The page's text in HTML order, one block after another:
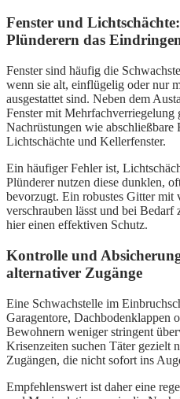
Fenster und
Plünderern das
Fenster sind häufig die
wenn sie alt, einflügelig oder nur
ausgestattet sind. Neben dem
Fenster mit Mehrfachverriegelung
Nachrüstungen wie
Lichtschächte und Kellerfenster.
Ein häufiger Fehler ist,
Plünderer nutzen diese dunklen,
bevorzugt. Ein robustes Gitter mit
verschrauben lässt und bei
hier einen effektiven Schutz.
Kontrolle und
alternativer Zugänge
Eine Schwachstelle im
Garagentore, Dachbodenklappen
Bewohnern weniger stringent
Krisenzeiten suchen Täter gezielt
Zugängen, die nicht sofort ins
Empfehlenswert ist daher eine